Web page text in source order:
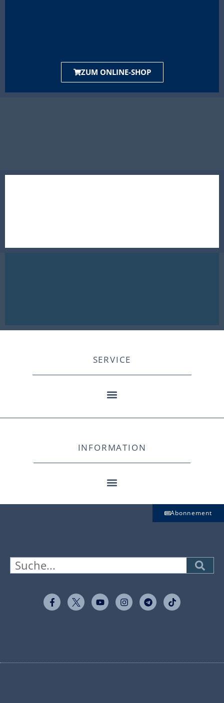
ZUM ONLINE-SHOP
SERVICE
INFORMATION
Abonnement